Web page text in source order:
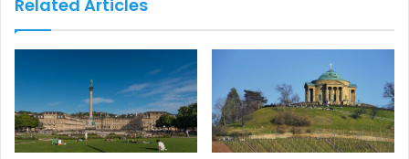
Related Articles